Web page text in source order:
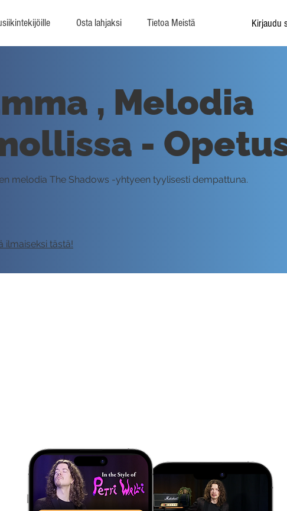
Osta lahjaksi Tietoa Meistä Kirjaudu
, Melodia
-
melodia The Shadows -yhtyeen tyylisesti dempattuna.
ilmaiseksi tästä!